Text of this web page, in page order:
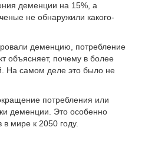
деменции на 15%, а
не обнаружили какого-
деменцию, потребление
объясняет, почему в более
На самом деле это было не
потребления или
деменции. Это особенно
мире к 2050 году.